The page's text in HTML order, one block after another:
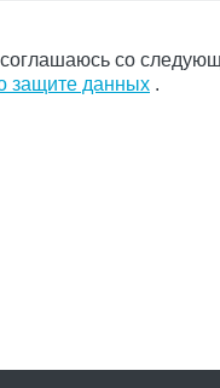
со
защите данных .